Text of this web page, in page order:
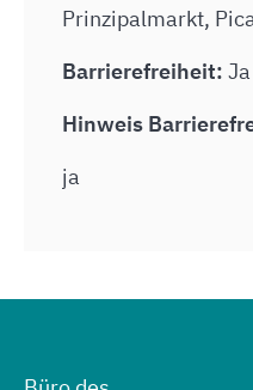
Prinzipalmarkt,
Barrierefreiheit: Ja
Hinweis
ja